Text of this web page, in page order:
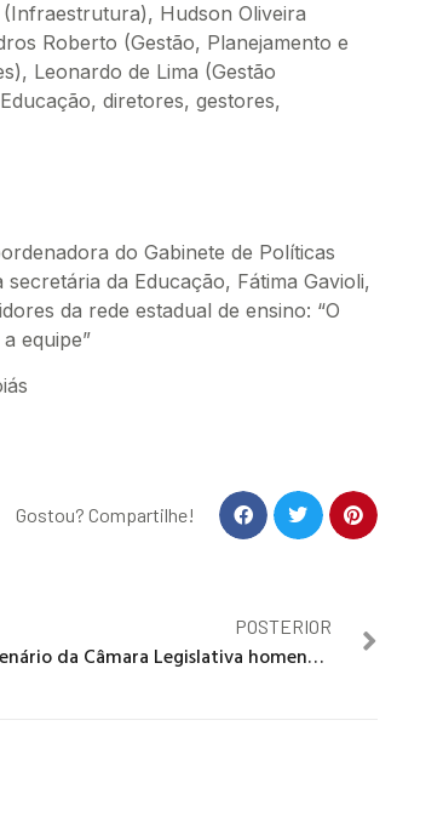
Hudson Oliveira
Roberto (Gestão, Planejamento e
Leonardo de Lima (Gestão
diretores, gestores,
do Gabinete de Políticas
da Educação, Fátima Gavioli,
da rede estadual de ensino: “O
equipe”
Gostou? Compartilhe!
POSTERIOR
Plenário da Câmara Legislativa homenageia professores do DF